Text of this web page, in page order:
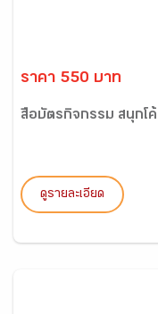
ราคา 550 บาท
สื่อบัตรกิจกรรม สนุกโ
ดูรายละเอียด